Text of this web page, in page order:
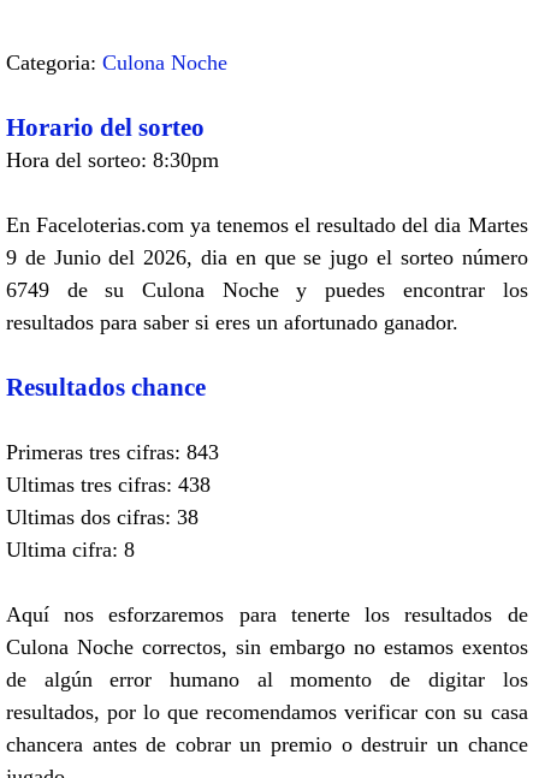
Categoria: Culona Noche
Horario del sorteo
Hora del sorteo: 8:30pm
En Faceloterias.com ya tenemos el resultado del dia Martes
9 de Junio del 2026, dia en que se jugo el sorteo número
6749 de su Culona Noche y puedes encontrar los
resultados para saber si eres un afortunado ganador.
Resultados chance
Primeras tres cifras: 843
Ultimas tres cifras: 438
Ultimas dos cifras: 38
Ultima cifra: 8
Aquí nos esforzaremos para tenerte los resultados de
Culona Noche correctos, sin embargo no estamos exentos
de algún error humano al momento de digitar los
resultados, por lo que recomendamos verificar con su casa
chancera antes de cobrar un premio o destruir un chance